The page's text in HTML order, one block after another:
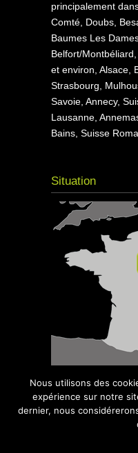
principalement
Comté, Doubs,
Baumes Les
Belfort/
et environ, Alsace,
Strasbourg,
Savoie, Annecy,
Lausanne,
Bains, Suisse
Situation
Maison
Sauna, Spa - Tous
Nous utilisons des
expérience sur notre
dernier, nous